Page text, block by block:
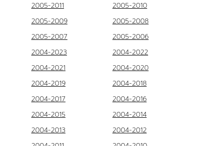
2005-2011
2005-2010
2005-2009
2005-2008
2005-2007
2005-2006
2004-2023
2004-2022
2004-2021
2004-2020
2004-2019
2004-2018
2004-2017
2004-2016
2004-2015
2004-2014
2004-2013
2004-2012